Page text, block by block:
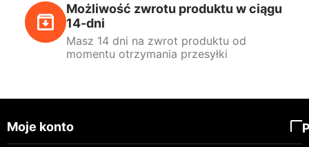
Możliwość zwrotu produktu w ciągu
14-dni
Masz 14 dni na zwrot produktu od
momentu otrzymania przesyłki
Moje konto